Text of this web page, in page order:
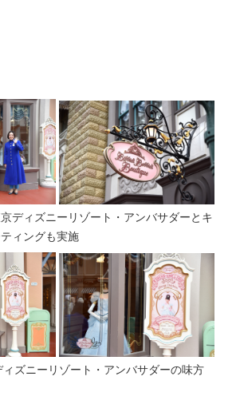
ディズニーリゾート・アンバサダーとキ
ィングも実施
ズニーリゾート・アンバサダーの味方